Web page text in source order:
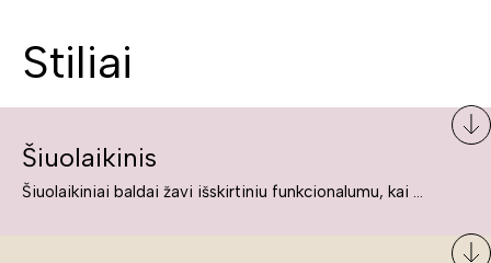
Stiliai
Šiuolaikinis
Šiuolaikiniai baldai žavi išskirtiniu funkcionalumu, kai kurie jų pelnytai net pavadinami meno kūriniais, nes jie tikrai yra išskirtiniai, originalūs ir puikiai atliepiantys į šiuolaikinių žmonių poreikius bei gyvenimo būdo ypatumus.